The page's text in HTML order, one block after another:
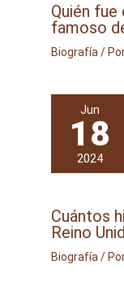
Quién
famoso
Biografía /
Jun
18
2024
Cuántos
Reino
Biografía /